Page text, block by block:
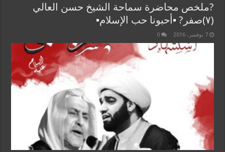
?ملخص محاضرة سماحة الشيخ حسن العالي
(٧)صفر? ▪أحبونا حب الإسلام▪
7 نوفمبر، 2016 0